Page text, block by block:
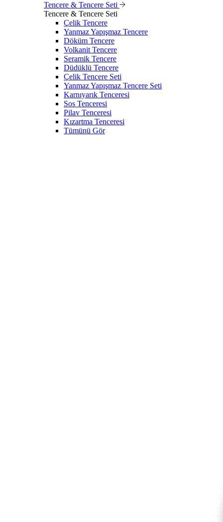
Tencere & Tencere Seti
Tencere & Tencere Seti
Çelik Tencere
Yanmaz Yapışmaz Tencere
Döküm Tencere
Volkanit Tencere
Seramik Tencere
Düdüklü Tencere
Çelik Tencere Seti
Yanmaz Yapışmaz Tencere Seti
Karnıyarık Tenceresi
Sos Tenceresi
Pilav Tenceresi
Kızartma Tenceresi
Tümünü Gör